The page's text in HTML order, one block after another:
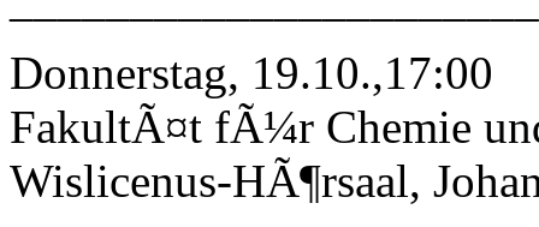
Donnerstag, 19.10.,17:00
FakultÃ¤t fÃ¼r Chemie
Wislicenus-HÃ¶rsaal,